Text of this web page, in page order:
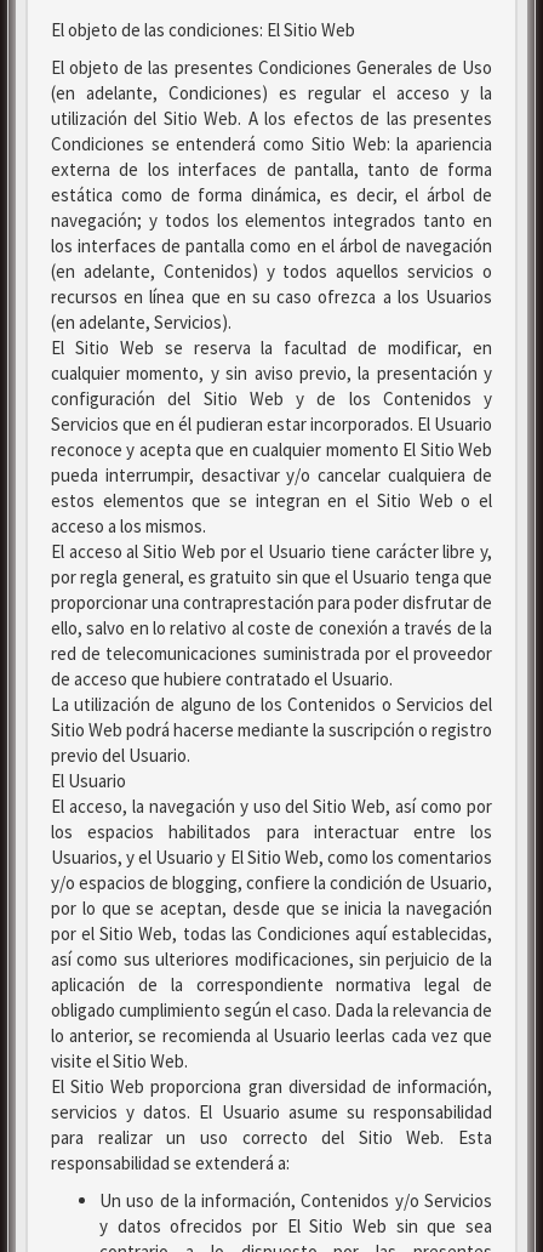
El objeto de las condiciones: El Sitio Web
El objeto de las presentes Condiciones Generales de Uso
(en adelante, Condiciones) es regular el acceso y la
utilización del Sitio Web. A los efectos de las presentes
Condiciones se entenderá como Sitio Web: la apariencia
externa de los interfaces de pantalla, tanto de forma
estática como de forma dinámica, es decir, el árbol de
navegación; y todos los elementos integrados tanto en
los interfaces de pantalla como en el árbol de navegación
(en adelante, Contenidos) y todos aquellos servicios o
recursos en línea que en su caso ofrezca a los Usuarios
(en adelante, Servicios).
El Sitio Web se reserva la facultad de modificar, en
cualquier momento, y sin aviso previo, la presentación y
configuración del Sitio Web y de los Contenidos y
Servicios que en él pudieran estar incorporados. El Usuario
reconoce y acepta que en cualquier momento El Sitio Web
pueda interrumpir, desactivar y/o cancelar cualquiera de
estos elementos que se integran en el Sitio Web o el
acceso a los mismos.
El acceso al Sitio Web por el Usuario tiene carácter libre y,
por regla general, es gratuito sin que el Usuario tenga que
proporcionar una contraprestación para poder disfrutar de
ello, salvo en lo relativo al coste de conexión a través de la
red de telecomunicaciones suministrada por el proveedor
de acceso que hubiere contratado el Usuario.
La utilización de alguno de los Contenidos o Servicios del
Sitio Web podrá hacerse mediante la suscripción o registro
previo del Usuario.
El Usuario
El acceso, la navegación y uso del Sitio Web, así como por
los espacios habilitados para interactuar entre los
Usuarios, y el Usuario y El Sitio Web, como los comentarios
y/o espacios de blogging, confiere la condición de Usuario,
por lo que se aceptan, desde que se inicia la navegación
por el Sitio Web, todas las Condiciones aquí establecidas,
así como sus ulteriores modificaciones, sin perjuicio de la
aplicación de la correspondiente normativa legal de
obligado cumplimiento según el caso. Dada la relevancia de
lo anterior, se recomienda al Usuario leerlas cada vez que
visite el Sitio Web.
El Sitio Web proporciona gran diversidad de información,
servicios y datos. El Usuario asume su responsabilidad
para realizar un uso correcto del Sitio Web. Esta
responsabilidad se extenderá a:
Un uso de la información, Contenidos y/o Servicios
y datos ofrecidos por El Sitio Web sin que sea